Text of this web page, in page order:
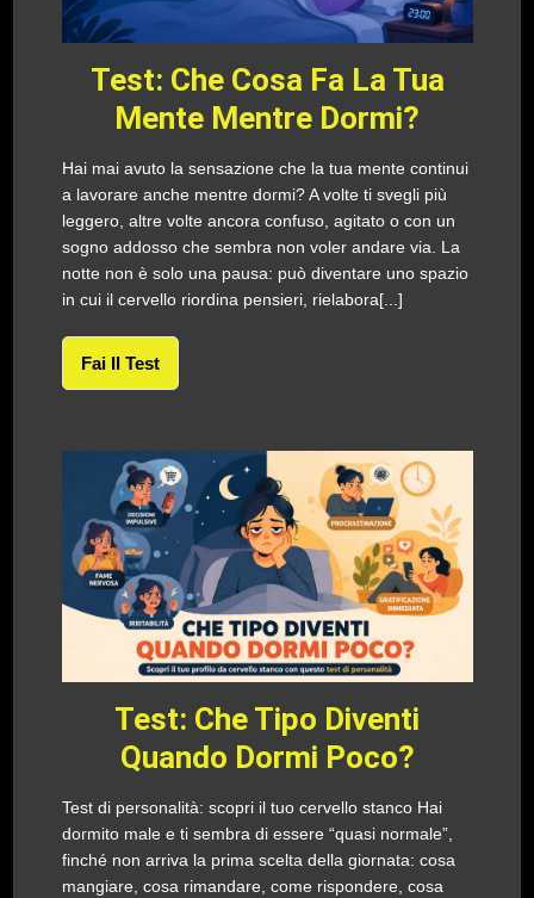
Test: Che Cosa Fa La Tua
Mente Mentre Dormi?
Hai mai avuto la sensazione che la tua mente continui
a lavorare anche mentre dormi? A volte ti svegli più
leggero, altre volte ancora confuso, agitato o con un
sogno addosso che sembra non voler andare via. La
notte non è solo una pausa: può diventare uno spazio
in cui il cervello riordina pensieri, rielabora[...]
Fai Il Test
Test: Che Tipo Diventi
Quando Dormi Poco?
Test di personalità: scopri il tuo cervello stanco Hai
dormito male e ti sembra di essere “quasi normale”,
finché non arriva la prima scelta della giornata: cosa
mangiare, cosa rimandare, come rispondere, cosa